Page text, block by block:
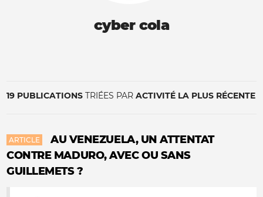
cyber cola
19 PUBLICATIONS TRIÉES PAR ACTIVITÉ LA PLUS RÉCENTE
ARTICLE
AU VENEZUELA, UN ATTENTAT
CONTRE MADURO, AVEC OU SANS
GUILLEMETS ?